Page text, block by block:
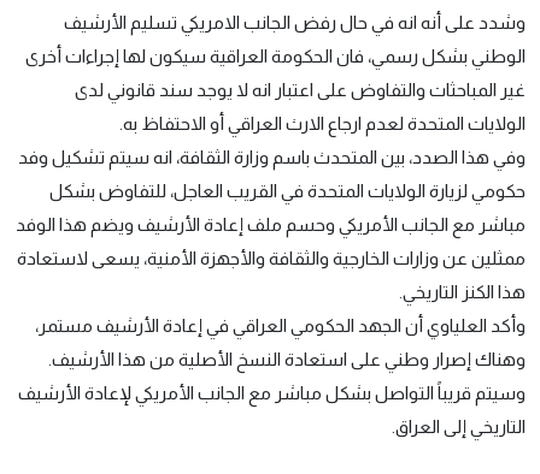
وشدد على أنه انه في حال رفض الجانب الامريكي تسليم الأرشيف
الوطني بشكل رسمي، فان الحكومة العراقية سيكون لها إجراءات أخرى
غير المباحثات والتفاوض على اعتبار انه لا يوجد سند قانوني لدى
الولايات المتحدة لعدم ارجاع الارث العراقي أو الاحتفاظ به.
وفي هذا الصدد، بين المتحدث باسم وزارة الثقافة، انه سيتم تشكيل وفد
حكومي لزيارة الولايات المتحدة في القريب العاجل، للتفاوض بشكل
مباشر مع الجانب الأمريكي وحسم ملف إعادة الأرشيف ويضم هذا الوفد
ممثلين عن وزارات الخارجية والثقافة والأجهزة الأمنية، يسعى لاستعادة
هذا الكنز التاريخي.
وأكد العلياوي أن الجهد الحكومي العراقي في إعادة الأرشيف مستمر،
وهناك إصرار وطني على استعادة النسخ الأصلية من هذا الأرشيف.
وسيتم قريباً التواصل بشكل مباشر مع الجانب الأمريكي لإعادة الأرشيف
التاريخي إلى العراق.